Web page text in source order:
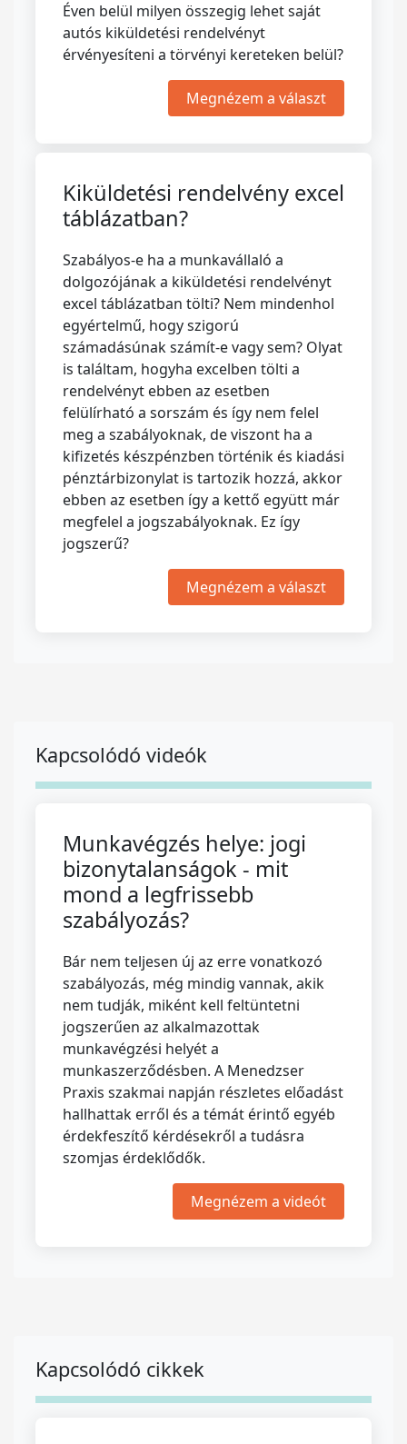
Éven belül milyen összegig lehet saját
autós kiküldetési rendelvényt
érvényesíteni a törvényi kereteken belül?
Megnézem a választ
Kiküldetési rendelvény excel
táblázatban?
Szabályos-e ha a munkavállaló a
dolgozójának a kiküldetési rendelvényt
excel táblázatban tölti? Nem mindenhol
egyértelmű, hogy szigorú
számadásúnak számít-e vagy sem? Olyat
is találtam, hogyha excelben tölti a
rendelvényt ebben az esetben
felülírható a sorszám és így nem felel
meg a szabályoknak, de viszont ha a
kifizetés készpénzben történik és kiadási
pénztárbizonylat is tartozik hozzá, akkor
ebben az esetben így a kettő együtt már
megfelel a jogszabályoknak. Ez így
jogszerű?
Megnézem a választ
Kapcsolódó videók
Munkavégzés helye: jogi
bizonytalanságok - mit
mond a legfrissebb
szabályozás?
Bár nem teljesen új az erre vonatkozó
szabályozás, még mindig vannak, akik
nem tudják, miként kell feltüntetni
jogszerűen az alkalmazottak
munkavégzési helyét a
munkaszerződésben. A Menedzser
Praxis szakmai napján részletes előadást
hallhattak erről és a témát érintő egyéb
érdekfeszítő kérdésekről a tudásra
szomjas érdeklődők.
Megnézem a videót
Kapcsolódó cikkek